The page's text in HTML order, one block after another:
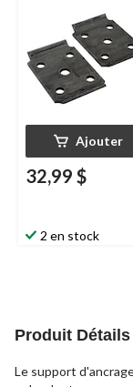
Ajouter
32,99 $
2 en stock
Produit Détails
Le support